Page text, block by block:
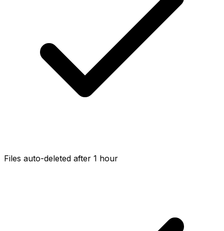
Files auto-deleted after 1 hour